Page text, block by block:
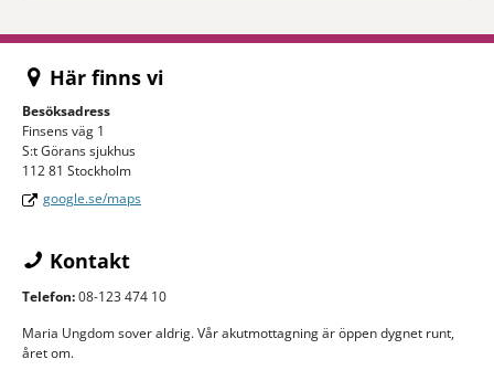
Här finns vi
Besöksadress
Finsens väg 1
S:t Görans sjukhus
112 81 Stockholm
google.se/maps
Kontakt
Telefon:08-123 474 10
Maria Ungdom sover aldrig. Vår akutmottagning är öppen dygnet runt,
året om.